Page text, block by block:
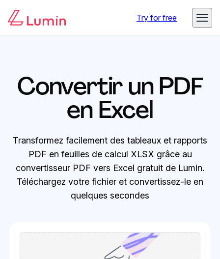
Try for free
Convertir un PDF
en Excel
Transformez facilement des tableaux et rapports
PDF en feuilles de calcul XLSX grâce au
convertisseur PDF vers Excel gratuit de Lumin.
Téléchargez votre fichier et convertissez-le en
quelques secondes